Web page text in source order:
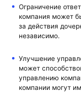
Ограничение
компания может
за действия
независимо.
Улучшение
может
управлению
компании могут